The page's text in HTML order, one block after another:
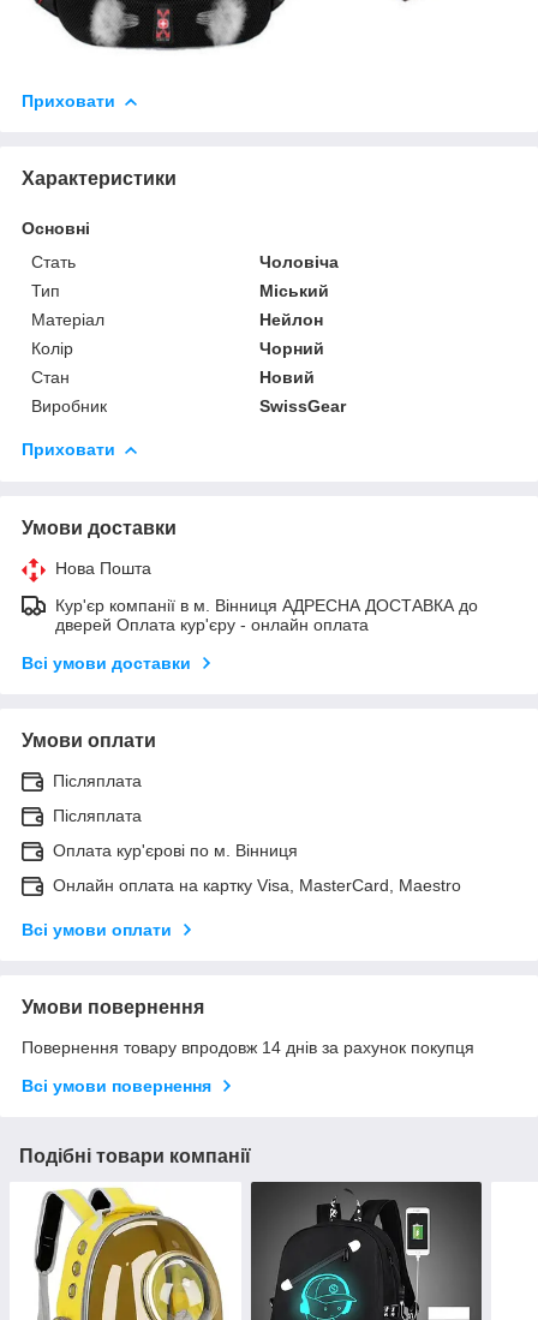
Приховати
Характеристики
Основні
Стать
Чоловіча
Тип
Міський
Матеріал
Нейлон
Колір
Чорний
Стан
Новий
Виробник
SwissGear
Приховати
Умови доставки
Нова Пошта
Кур'єр компанії в м. Вінниця АДРЕСНА ДОСТАВКА до
дверей Оплата кур'єру - онлайн оплата
Всі умови доставки
Умови оплати
Післяплата
Післяплата
Оплата кур'єрові по м. Вінниця
Онлайн оплата на картку Visa, MasterCard, Maestro
Всі умови оплати
Умови повернення
Повернення товару впродовж 14 днів за рахунок покупця
Всі умови повернення
Подібні товари компанії